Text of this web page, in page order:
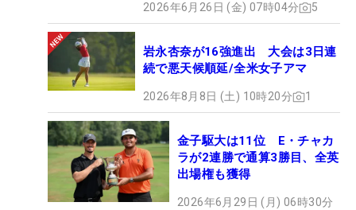
2026年6月26日 (金) 07時04分 5
岩永杏奈が16強進出 大会は3日連
続で悪天候順延/全米女子アマ
2026年8月8日 (土) 10時20分 1
金子駆大は11位 E・チャカ
ラが2連勝で通算3勝目、全英
出場権も獲得
2026年6月29日 (月) 06時30分